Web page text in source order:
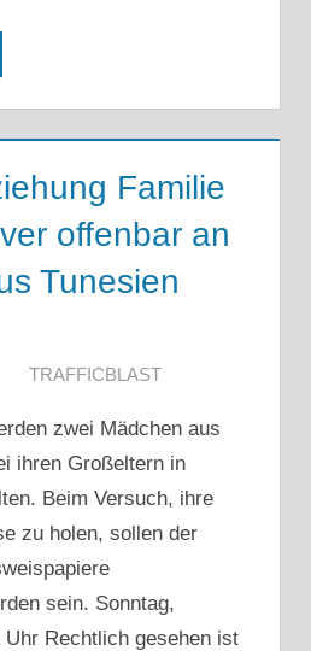
Familie
offenbar an
Tunesien
TRAFFICBLAST
zwei Mädchen aus
ihren Großeltern in
Beim Versuch, ihre
zu holen, sollen der
sein. Sonntag,
Rechtlich gesehen ist